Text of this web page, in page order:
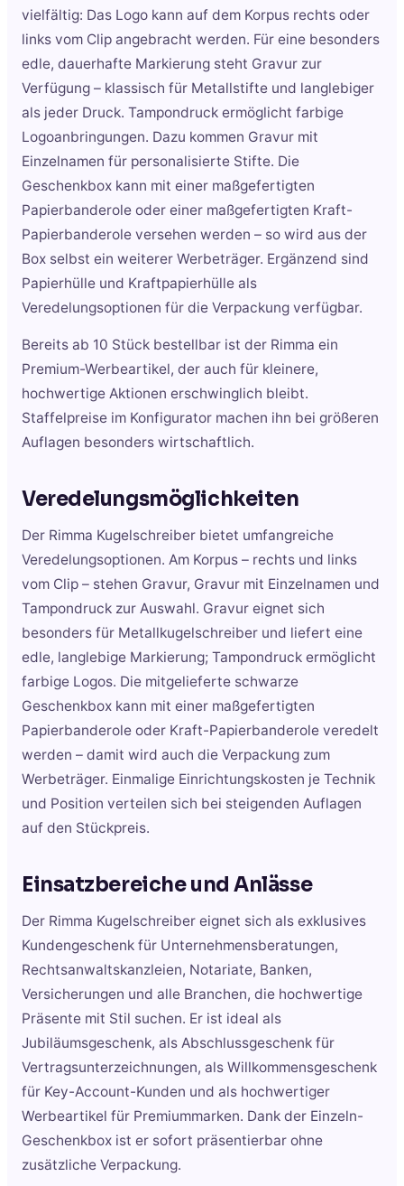
vielfältig: Das Logo kann auf dem Korpus rechts oder
links vom Clip angebracht werden. Für eine besonders
edle, dauerhafte Markierung steht Gravur zur
Verfügung – klassisch für Metallstifte und langlebiger
als jeder Druck. Tampondruck ermöglicht farbige
Logoanbringungen. Dazu kommen Gravur mit
Einzelnamen für personalisierte Stifte. Die
Geschenkbox kann mit einer maßgefertigten
Papierbanderole oder einer maßgefertigten Kraft-
Papierbanderole versehen werden – so wird aus der
Box selbst ein weiterer Werbeträger. Ergänzend sind
Papierhülle und Kraftpapierhülle als
Veredelungsoptionen für die Verpackung verfügbar.
Bereits ab 10 Stück bestellbar ist der Rimma ein
Premium-Werbeartikel, der auch für kleinere,
hochwertige Aktionen erschwinglich bleibt.
Staffelpreise im Konfigurator machen ihn bei größeren
Auflagen besonders wirtschaftlich.
Veredelungsmöglichkeiten
Der Rimma Kugelschreiber bietet umfangreiche
Veredelungsoptionen. Am Korpus – rechts und links
vom Clip – stehen Gravur, Gravur mit Einzelnamen und
Tampondruck zur Auswahl. Gravur eignet sich
besonders für Metallkugelschreiber und liefert eine
edle, langlebige Markierung; Tampondruck ermöglicht
farbige Logos. Die mitgelieferte schwarze
Geschenkbox kann mit einer maßgefertigten
Papierbanderole oder Kraft-Papierbanderole veredelt
werden – damit wird auch die Verpackung zum
Werbeträger. Einmalige Einrichtungskosten je Technik
und Position verteilen sich bei steigenden Auflagen
auf den Stückpreis.
Einsatzbereiche und Anlässe
Der Rimma Kugelschreiber eignet sich als exklusives
Kundengeschenk für Unternehmensberatungen,
Rechtsanwaltskanzleien, Notariate, Banken,
Versicherungen und alle Branchen, die hochwertige
Präsente mit Stil suchen. Er ist ideal als
Jubiläumsgeschenk, als Abschlussgeschenk für
Vertragsunterzeichnungen, als Willkommensgeschenk
für Key-Account-Kunden und als hochwertiger
Werbeartikel für Premiummarken. Dank der Einzeln-
Geschenkbox ist er sofort präsentierbar ohne
zusätzliche Verpackung.